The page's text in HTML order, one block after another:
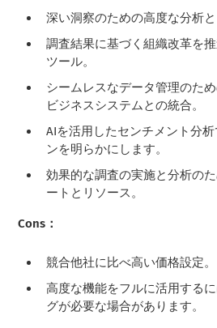
深い洞察のための高度な分析と
調査結果に基づく組織改革を
ツール。
シームレスなデータ管理のた
ビジネスシステムとの統合。
AIを活用したセンチメント分
ンを明らかにします。
効果的な調査の実施と分析の
ートとリソース。
Cons：
競合他社に比べ高い価格設定。
高度な機能をフルに活用する
グが必要な場合があります。